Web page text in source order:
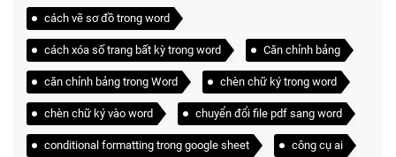
cách vẽ sơ đồ trong word
cách xóa số trang bất kỳ trong word Căn chỉnh bảng
căn chỉnh bảng trong Word chèn chữ ký trong word
chèn chữ ký vào word chuyển đổi file pdf sang word
conditional formatting trong google sheet công cụ ai